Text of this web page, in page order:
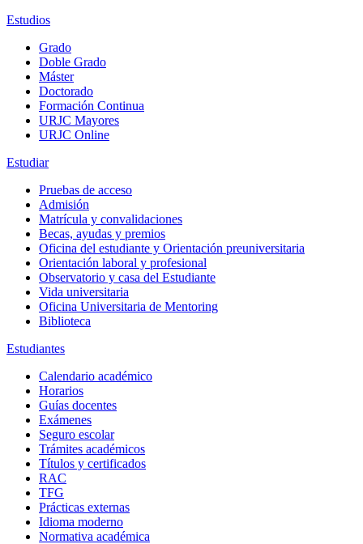
Estudios
Grado
Doble Grado
Máster
Doctorado
Formación Continua
URJC Mayores
URJC Online
Estudiar
Pruebas de acceso
Admisión
Matrícula y convalidaciones
Becas, ayudas y premios
Oficina del estudiante y Orientación preuniversitaria
Orientación laboral y profesional
Observatorio y casa del Estudiante
Vida universitaria
Oficina Universitaria de Mentoring
Biblioteca
Estudiantes
Calendario académico
Horarios
Guías docentes
Exámenes
Seguro escolar
Trámites académicos
Títulos y certificados
RAC
TFG
Prácticas externas
Idioma moderno
Normativa académica